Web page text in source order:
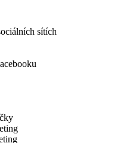
sítích